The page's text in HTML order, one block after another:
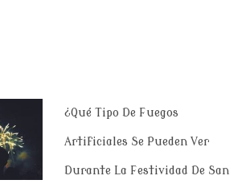
¿Qué Tipo De Fuegos
Artificiales Se Pueden Ver
Durante La Festividad De San